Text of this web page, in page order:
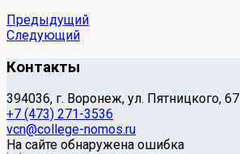
Предыдущий
Следующий
Контакты
394036, г. Воронеж, ул. Пятницкого, 67
+7 (473) 271-3536
vcn@college-nomos.ru
На сайте обнаружена ошибка